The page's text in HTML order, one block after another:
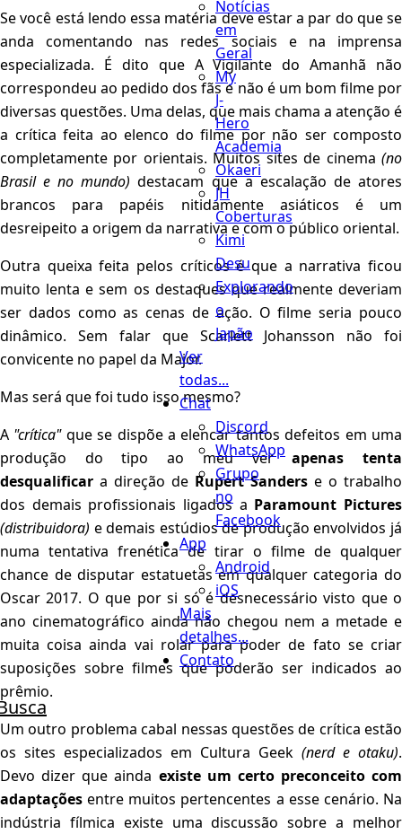
Notícias
em
Geral
My
J-
Hero
Academia
Okaeri
JH
Coberturas
Kimi
Desu
Explorando
o
Japão
Ver
todas...
Chat
Discord
WhatsApp
Grupo
no
Facebook
App
Android
iOS
Mais
detalhes...
Contato
Se você está lendo essa matéria deve estar a par do que se
anda comentando nas redes sociais e na imprensa
especializada. É dito que A Vigilante do Amanhã não
correspondeu ao pedido dos fãs e não é um bom filme por
diversas questões. Uma delas, que mais chama a atenção é
a crítica feita ao elenco do filme por não ser composto
completamente por orientais. Muitos sites de cinema (no
Brasil e no mundo)destacam que a escalação de atores
brancos para papéis nitidamente asiáticos é um
desreipeito a origem da narrativa e com o público oriental.
Outra queixa feita pelos críticos é que a narrativa ficou
muito lenta e sem os destaques que realmente deveriam
ser dados como as cenas de ação. O filme seria pouco
dinâmico. Sem falar que Scarlett Johansson não foi
convicente no papel da Major.
Mas será que foi tudo isso mesmo?
A "crítica"que se dispõe a elencar tantos defeitos em uma
produção do tipo ao meu verapenas tenta
desqualificar a direção de Rupert Sanders e o trabalho
dos demais profissionais ligados a Paramount Pictures
(distribuidora) e demais estúdios de produção envolvidos já
numa tentativa frenética de tirar o filme de qualquer
chance de disputar estatuetas em qualquer categoria do
Oscar 2017. O que por si só é desnecessário visto que o
ano cinematográfico ainda não chegou nem a metade e
muita coisa ainda vai rolar para poder de fato se criar
suposições sobre filmes que poderão ser indicados ao
prêmio.
Um outro problema cabal nessas questões de crítica estão
os sites especializados em Cultura Geek (nerd e otaku).
Devo dizer que ainda existe um certo preconceito com
adaptações entre muitos pertencentes a esse cenário. Na
indústria fílmica existe uma discussão sobre a melhor